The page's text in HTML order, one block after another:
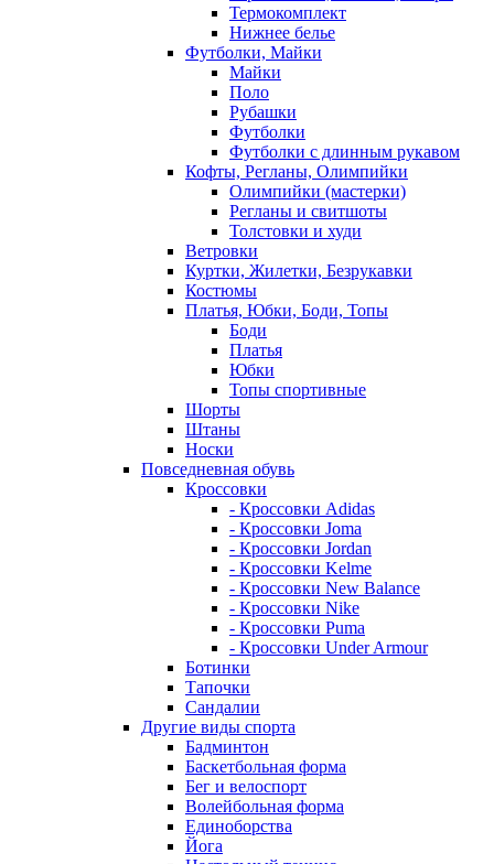
Термокомплект
Нижнее белье
Футболки, Майки
Майки
Поло
Рубашки
Футболки
Футболки с длинным рукавом
Кофты, Регланы, Олимпийки
Олимпийки (мастерки)
Регланы и свитшоты
Толстовки и худи
Ветровки
Куртки, Жилетки, Безрукавки
Костюмы
Платья, Юбки, Боди, Топы
Боди
Платья
Юбки
Топы спортивные
Шорты
Штаны
Носки
Повседневная обувь
Кроссовки
- Кроссовки Adidas
- Кроссовки Joma
- Кроссовки Jordan
- Кроссовки Kelme
- Кроссовки New Balance
- Кроссовки Nike
- Кроссовки Puma
- Кроссовки Under Armour
Ботинки
Тапочки
Сандалии
Другие виды спорта
Бадминтон
Баскетбольная форма
Бег и велоспорт
Волейбольная форма
Единоборства
Йога